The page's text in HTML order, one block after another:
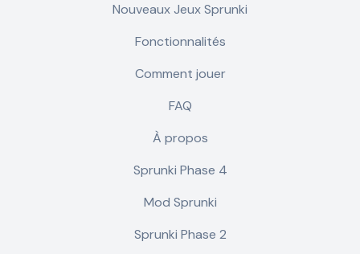
Nouveaux Jeux Sprunki
Fonctionnalités
Comment jouer
FAQ
À propos
Sprunki Phase 4
Mod Sprunki
Sprunki Phase 2